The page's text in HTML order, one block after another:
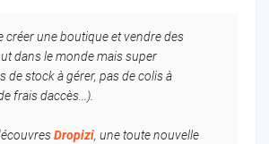
créer une boutique et vendre des
dans le monde mais super
de stock à gérer, pas de colis à
frais daccès...).
Dropizi, une toute nouvelle